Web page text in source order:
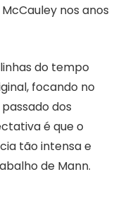
nos anos
do tempo
focando no
dos
é que o
tão intensa e
de Mann.